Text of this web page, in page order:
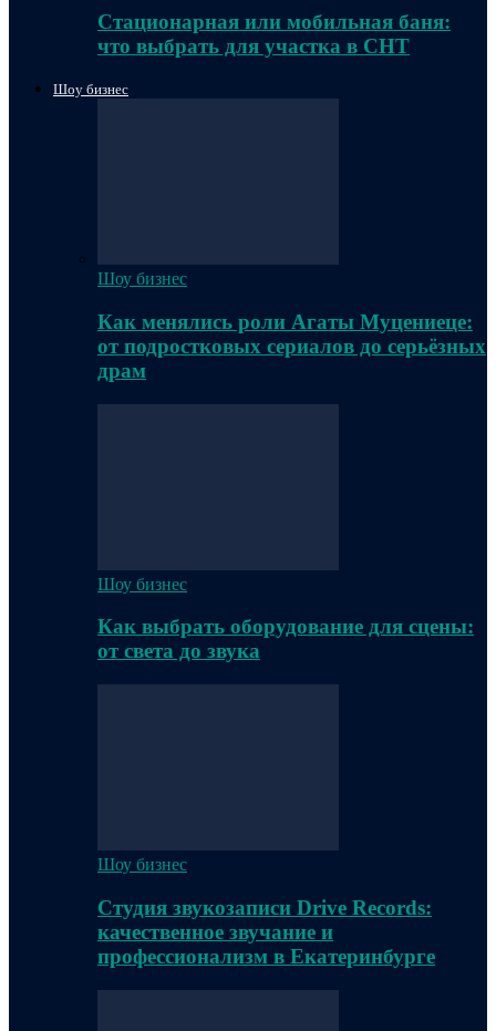
Стационарная или мобильная баня:
что выбрать для участка в СНТ
Шоу бизнес
Шоу бизнес
Как менялись роли Агаты Муцениеце:
от подростковых сериалов до серьёзных
драм
Шоу бизнес
Как выбрать оборудование для сцены:
от света до звука
Шоу бизнес
Студия звукозаписи Drive Records:
качественное звучание и
профессионализм в Екатеринбурге